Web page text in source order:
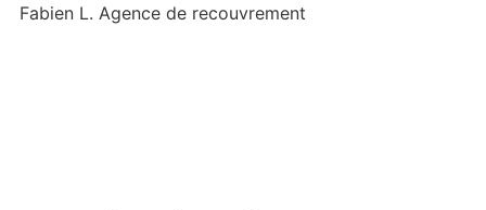
Fabien L. Agence de recouvrement